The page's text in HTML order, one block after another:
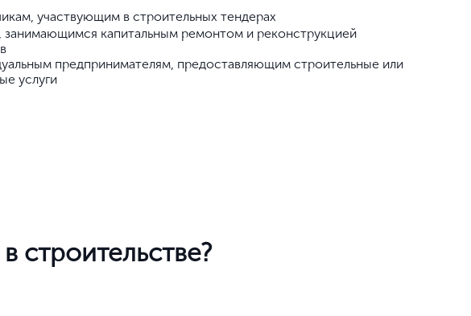
участвующим в строительных тендерах
капитальным ремонтом и реконструкцией
предпринимателям, предоставляющим строительные или
услуги
строительстве?
части сайта